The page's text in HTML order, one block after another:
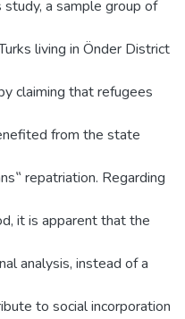
a sample group of
living in Önder District
claiming that refugees
from the state
repatriation. Regarding
it is apparent that the
analysis, instead of a
to social incorporation